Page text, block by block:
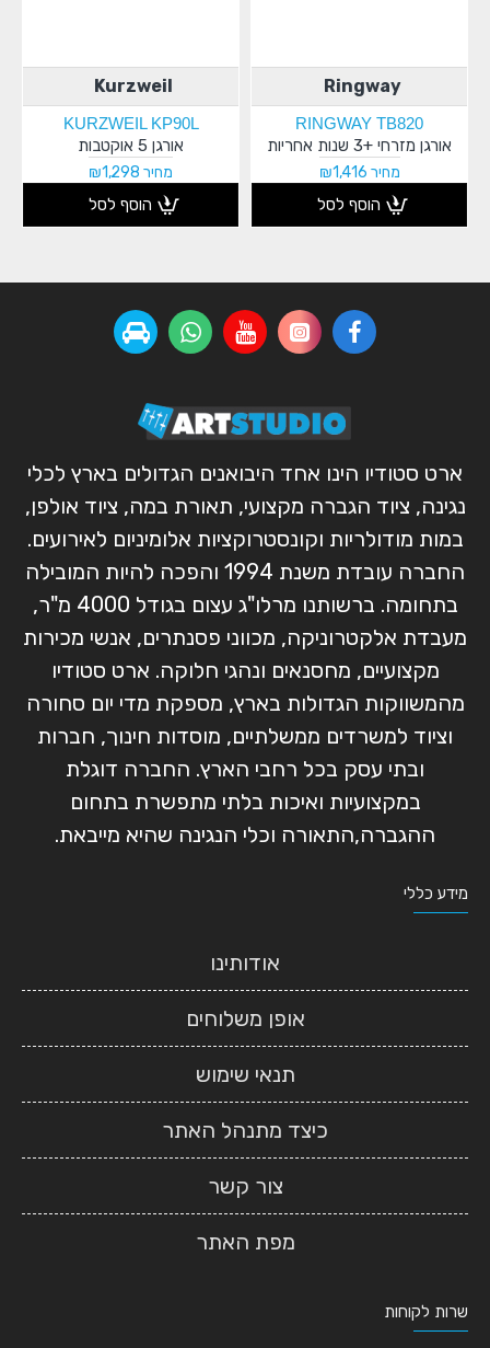
Ringway
RINGWAY TB820
אורגן מזרחי +3 שנות אחריות
מחיר ₪1,416
הוסף לסל
Kurzweil
KURZWEIL KP90L
אורגן 5 אוקטבות
מחיר ₪1,298
הוסף לסל
ארט סטודיו הינו אחד היבואנים הגדולים בארץ לכלי
נגינה, ציוד הגברה מקצועי, תאורת במה, ציוד אולפן,
במות מודולריות וקונסטרוקציות אלומיניום לאירועים.
החברה עובדת משנת 1994 והפכה להיות המובילה
בתחומה. ברשותנו מרלו"ג עצום בגודל 4000 מ"ר,
מעבדת אלקטרוניקה, מכווני פסנתרים, אנשי מכירות
מקצועיים, מחסנאים ונהגי חלוקה. ארט סטודיו
מהמשווקות הגדולות בארץ, מספקת מדי יום סחורה
וציוד למשרדים ממשלתיים, מוסדות חינוך, חברות
ובתי עסק בכל רחבי הארץ. החברה דוגלת
במקצועיות ואיכות בלתי מתפשרת בתחום
ההגברה,התאורה וכלי הנגינה שהיא מייבאת.
מידע כללי
אודותינו
אופן משלוחים
תנאי שימוש
כיצד מתנהל האתר
צור קשר
מפת האתר
שרות לקוחות